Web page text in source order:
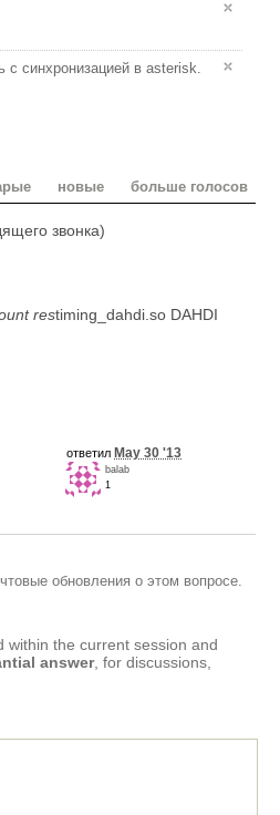
с синхронизацией в asterisk.
новые больше голосов
звонка)
restiming_dahdi.so DAHDI
ответил May 30 '13
balab
1
обновления о этом вопросе.
within the current session and
answer, for discussions,